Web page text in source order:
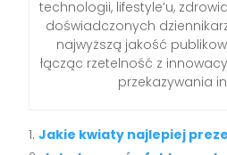
technologii, lifestyle’u,
doświadczonych
najwyższą jakość
łącząc rzetelność z
przekazywania
Jakie kwiaty najlepiej